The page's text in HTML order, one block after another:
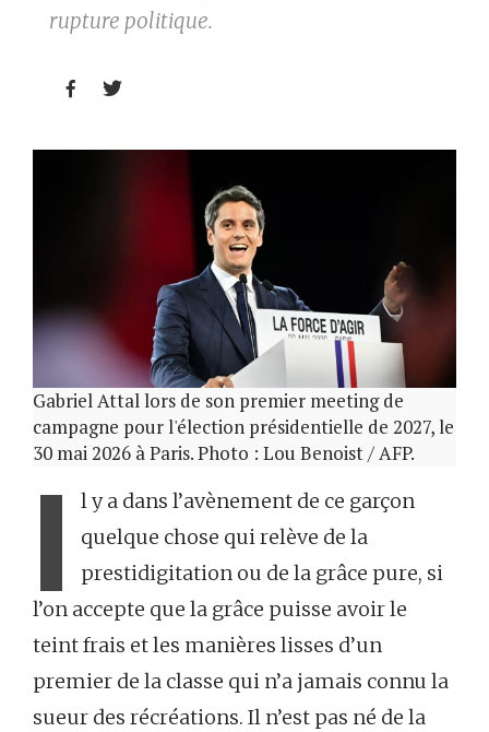
rupture politique.
 
Gabriel Attal lors de son premier meeting de
campagne pour l'élection présidentielle de 2027, le
30 mai 2026 à Paris. Photo : Lou Benoist / AFP.
I
l y a dans l’avènement de ce garçon
quelque chose qui relève de la
prestidigitation ou de la grâce pure, si
l’on accepte que la grâce puisse avoir le
teint frais et les manières lisses d’un
premier de la classe qui n’a jamais connu la
sueur des récréations. Il n’est pas né de la